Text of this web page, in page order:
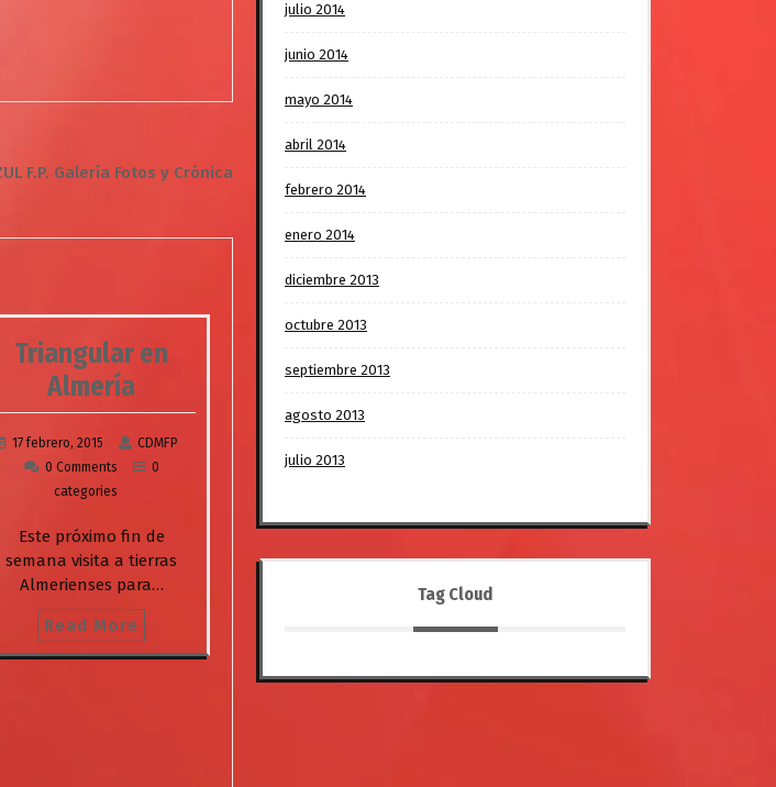
F.P. Galería Fotos y Crónica
Triangular en
Almería
17 febrero, 2015
CDMFP
0 Comments
0
categories
Este próximo fin de
semana visita a tierras
Almerienses para…
Read More
julio 2014
junio 2014
mayo 2014
abril 2014
febrero 2014
enero 2014
diciembre 2013
octubre 2013
septiembre 2013
agosto 2013
julio 2013
Tag Cloud